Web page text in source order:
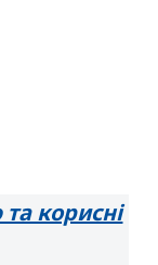
корисні